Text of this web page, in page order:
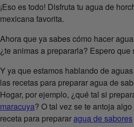
¡Eso es todo! Disfruta tu agua de
mexicana favorita.
Ahora que ya sabes cómo hacer
¿te animas a prepararla? Espero que
Y ya que estamos hablando de
las recetas para preparar agua de
Hogar, por ejemplo, ¿qué tal si
maracuya? O tal vez se te antoja
receta para prepararagua de sabores